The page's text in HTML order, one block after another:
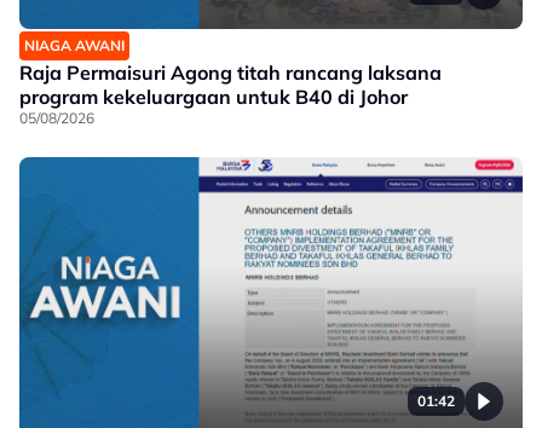
NIAGA AWANI
Raja Permaisuri Agong titah rancang laksana
program kekeluargaan untuk B40 di Johor
05/08/2026
01:42